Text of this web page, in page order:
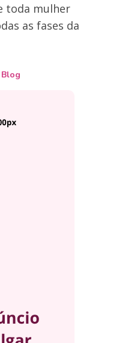
toda mulher
as fases da